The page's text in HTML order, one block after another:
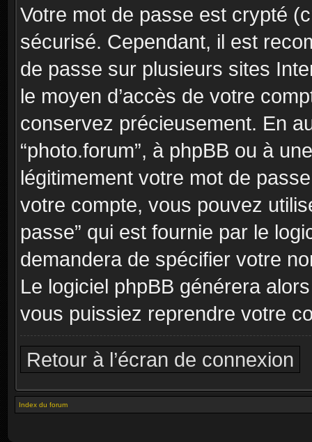
Votre mot de passe est crypté
sécurisé. Cependant, il est
de passe sur plusieurs sites
le moyen d’accès de votre
conservez précieusement. En
“photo.forum”, à phpBB ou à
légitimement votre mot de
votre compte, vous pouvez
passe” qui est fournie par le
demandera de spécifier votre
Le logiciel phpBB générera
vous puissiez reprendre votre
Retour à l’écran de connexion
Index du forum